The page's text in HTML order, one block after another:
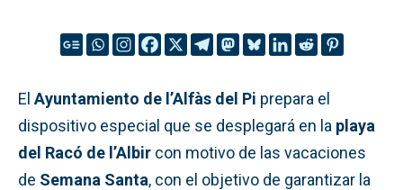
El Ayuntamiento de l’Alfàs del Pi prepara el
dispositivo especial que se desplegará en la playa
del Racó de l’Albir con motivo de las vacaciones
de Semana Santa, con el objetivo de garantizar la